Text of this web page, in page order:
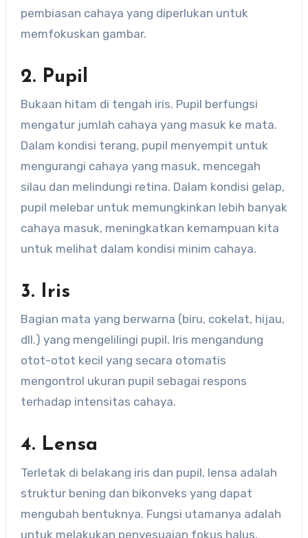
pembiasan cahaya yang diperlukan untuk
memfokuskan gambar.
2. Pupil
Bukaan hitam di tengah iris. Pupil berfungsi
mengatur jumlah cahaya yang masuk ke mata.
Dalam kondisi terang, pupil menyempit untuk
mengurangi cahaya yang masuk, mencegah
silau dan melindungi retina. Dalam kondisi gelap,
pupil melebar untuk memungkinkan lebih banyak
cahaya masuk, meningkatkan kemampuan kita
untuk melihat dalam kondisi minim cahaya.
3. Iris
Bagian mata yang berwarna (biru, cokelat, hijau,
dll.) yang mengelilingi pupil. Iris mengandung
otot-otot kecil yang secara otomatis
mengontrol ukuran pupil sebagai respons
terhadap intensitas cahaya.
4. Lensa
Terletak di belakang iris dan pupil, lensa adalah
struktur bening dan bikonveks yang dapat
mengubah bentuknya. Fungsi utamanya adalah
untuk melakukan penyesuaian fokus halus,